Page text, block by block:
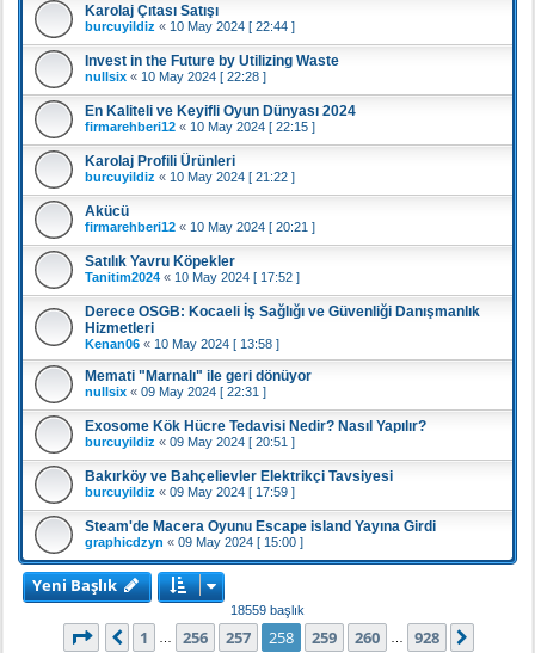
Karolaj Çıtası Satışı
burcuyildiz « 10 May 2024 [ 22:44 ]
Invest in the Future by Utilizing Waste
nullsix « 10 May 2024 [ 22:28 ]
En Kaliteli ve Keyifli Oyun Dünyası 2024
firmarehberi12 « 10 May 2024 [ 22:15 ]
Karolaj Profili Ürünleri
burcuyildiz « 10 May 2024 [ 21:22 ]
Akücü
firmarehberi12 « 10 May 2024 [ 20:21 ]
Satılık Yavru Köpekler
Tanitim2024 « 10 May 2024 [ 17:52 ]
Derece OSGB: Kocaeli İş Sağlığı ve Güvenliği Danışmanlık
Hizmetleri
Kenan06 « 10 May 2024 [ 13:58 ]
Memati "Marnalı" ile geri dönüyor
nullsix « 09 May 2024 [ 22:31 ]
Exosome Kök Hücre Tedavisi Nedir? Nasıl Yapılır?
burcuyildiz « 09 May 2024 [ 20:51 ]
Bakırköy ve Bahçelievler Elektrikçi Tavsiyesi
burcuyildiz « 09 May 2024 [ 17:59 ]
Steam'de Macera Oyunu Escape island Yayına Girdi
graphicdzyn « 09 May 2024 [ 15:00 ]
Yeni Başlık
18559 başlık
258. sayfa (Toplam928 sayfa)
Önceki
1 256 257 258 259 260 928